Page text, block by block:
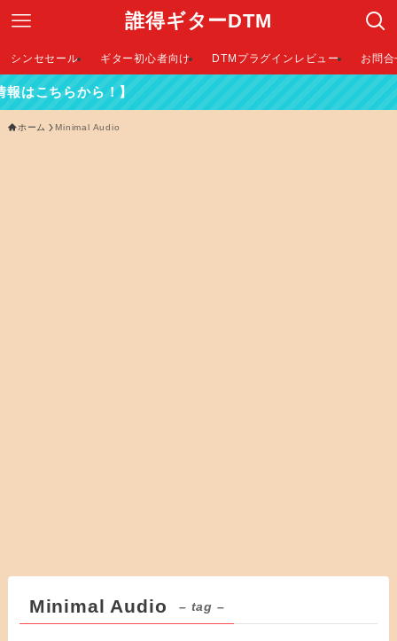
誰得ギターDTM
シンセセール ギター初心者向け DTMプラグインレビュー お問
ちらから！】
ホーム Minimal Audio
Minimal Audio – tag –